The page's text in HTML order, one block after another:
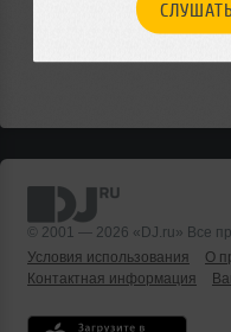
© 2001 — 2026 «DJ.ru» Все
Условия использования
О
Контактная информация